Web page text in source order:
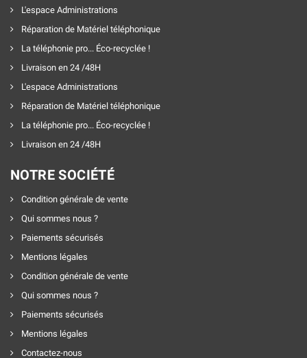
L'espace Administrations
Réparation de Matériel téléphonique
La téléphonie pro... Éco-recyclée !
Livraison en 24 /48H
L'espace Administrations
Réparation de Matériel téléphonique
La téléphonie pro... Éco-recyclée !
Livraison en 24 /48H
NOTRE SOCIÉTÉ
Condition générale de vente
Qui sommes nous ?
Paiements sécurisés
Mentions légales
Condition générale de vente
Qui sommes nous ?
Paiements sécurisés
Mentions légales
Contactez-nous